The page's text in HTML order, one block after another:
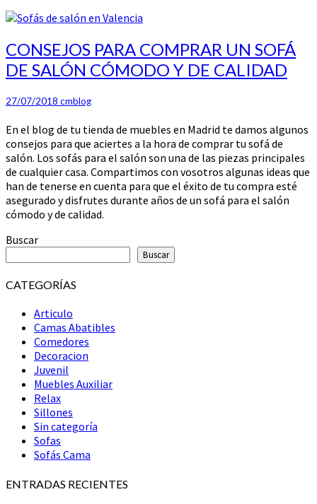
CONSEJOS
PARA
COMPRAR
SOFÁ
SALÓN
CÓMODO
Y
DE
CALIDAD
CONSEJOS PARA COMPRAR UN SOFÁ
DE SALÓN CÓMODO Y DE CALIDAD
27/07/2018 cmblog
En el blog de tu tienda de muebles en Madrid te damos algunos
consejos para que aciertes a la hora de comprar tu sofá de
salón. Los sofás para el salón son una de las piezas principales
de cualquier casa. Compartimos con vosotros algunas ideas que
han de tenerse en cuenta para que el éxito de tu compra esté
asegurado y disfrutes durante años de un sofá para el salón
cómodo y de calidad.
Buscar
Buscar
CATEGORÍAS
Articulo
Camas Abatibles
Comedores
Decoracion
Juvenil
Muebles Auxiliar
Relax
Sillones
Sin categoría
Sofas
Sofás Cama
ENTRADAS RECIENTES